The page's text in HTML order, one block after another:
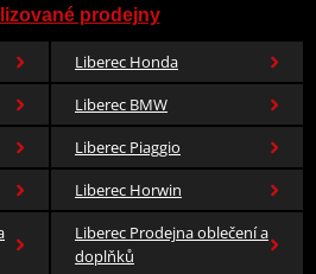
prodejny
Liberec Honda
Liberec BMW
Liberec Piaggio
Liberec Horwin
Liberec Prodejna oblečení a
doplňků